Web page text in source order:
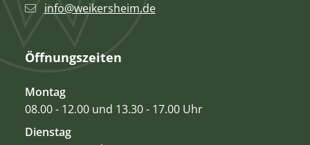
info@weikersheim.de
Öffnungszeiten
Montag
08.00 - 12.00 und 13.30 - 17.00 Uhr
Dienstag